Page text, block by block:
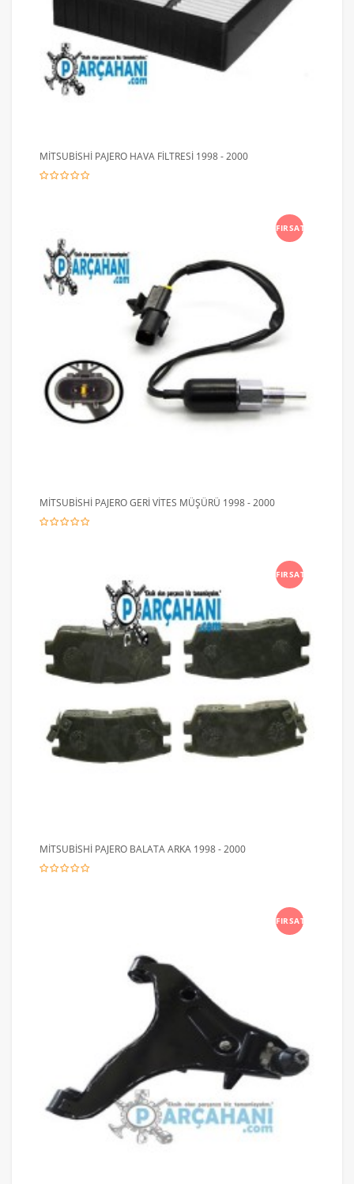
MİTSUBİSHİ PAJERO HAVA FİLTRESİ 1998 - 2000
FIRSAT
MİTSUBİSHİ PAJERO GERİ VİTES MÜŞÜRÜ 1998 - 2000
FIRSAT
MİTSUBİSHİ PAJERO BALATA ARKA 1998 - 2000
FIRSAT